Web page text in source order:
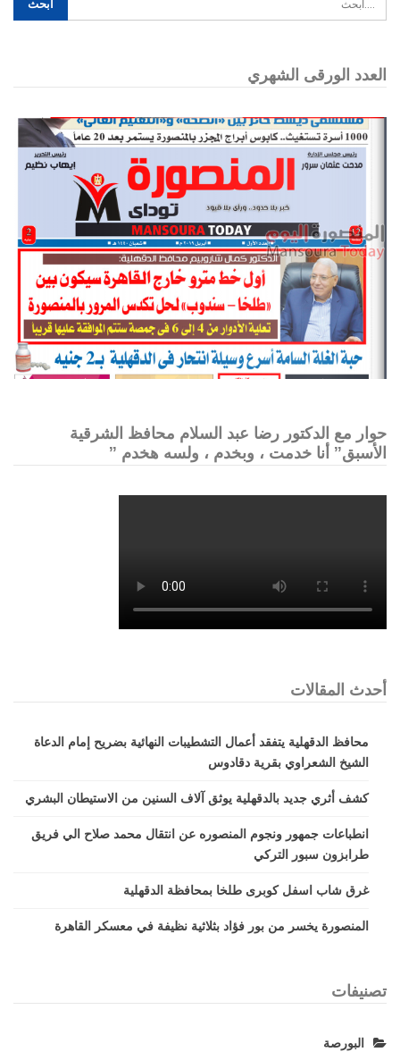
العدد الورقى الشهري
حوار مع الدكتور رضا عبد السلام محافظ الشرقية
الأسبق” أنا خدمت ، وبخدم ، ولسه هخدم ”
أحدث المقالات
محافظ الدقهلية يتفقد أعمال التشطيبات النهائية بضريح إمام الدعاة
الشيخ الشعراوي بقرية دقادوس
كشف أثري جديد بالدقهلية يوثق آلاف السنين من الاستيطان البشري
انطباعات جمهور ونجوم المنصوره عن انتقال محمد صلاح الي فريق
طرابزون سبور التركي
غرق شاب اسفل كوبرى طلخا بمحافظة الدقهلية
المنصورة يخسر من بور فؤاد بثلاثية نظيفة في معسكر القاهرة
تصنيفات
البورصة